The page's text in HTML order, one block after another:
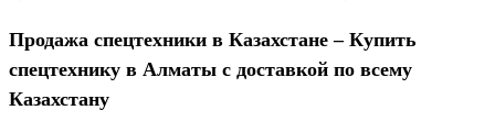
Продажа спецтехники в Казахстане – Купить
спецтехнику в Алматы с доставкой по всему
Казахстану